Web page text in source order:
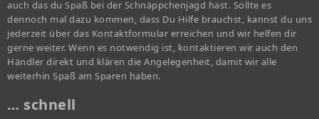
auch das du Spaß bei der Schnäppchenjagd hast. Sollte es
dennoch mal dazu kommen, dass Du Hilfe brauchst, kannst du uns
jederzeit über das Kontaktformular erreichen und wir helfen dir
gerne weiter. Wenn es notwendig ist, kontaktieren wir auch den
Händler direkt und klären die Angelegenheit, damit wir alle
weiterhin Spaß am Sparen haben.
… schnell